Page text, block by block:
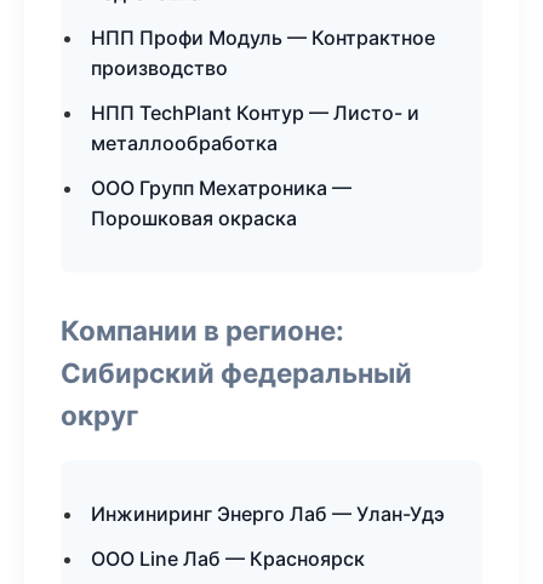
НПП Профи Модуль — Контрактное
производство
НПП TechPlant Контур — Листо- и
металлообработка
ООО Групп Мехатроника —
Порошковая окраска
Компании в регионе:
Сибирский федеральный
округ
Инжиниринг Энерго Лаб — Улан-Удэ
ООО Line Лаб — Красноярск